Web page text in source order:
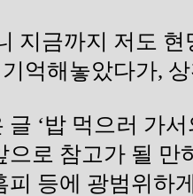
지금까지 저도 현
억해놓았다가,
글 ‘밥 먹으러 가
으로 참고가 될 만
피 등에 광범위하